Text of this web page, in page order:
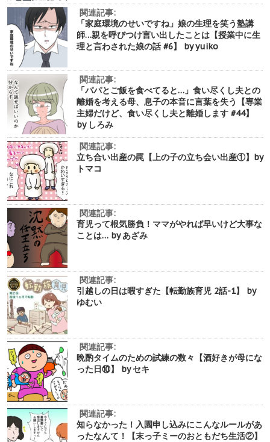
関連記事:
「家庭環境のせいですね」娘の生理を笑う塾講
師…親を呼びつけ言い出したことは【授業中に生
理と言わされた娘の話 #6】 by yuiko
関連記事:
「パパとご飯を食べてると…」食い尽くし夫との
離婚を考える母、息子の本音に言葉を失う【専業
主婦だけど、食い尽くし夫と離婚します #44】
by しろみ
関連記事:
立ち合い出産の罠【上の子の立ち会い出産①】by
トマコ
関連記事:
育児って根気勝負！ママがやれば早いけど大事な
ことは… by あざみ
関連記事:
引越しの日は暇すぎた【転勤族育児 2話-1】 by
ゆむい
関連記事:
晩酌タイムのための試練の数々【酒好きが母にな
った日⑩】 by セキ
関連記事:
知らなかった！入園申し込みにこんなルールがあ
ったなんて！【末っ子ミーのおともだち生活②】